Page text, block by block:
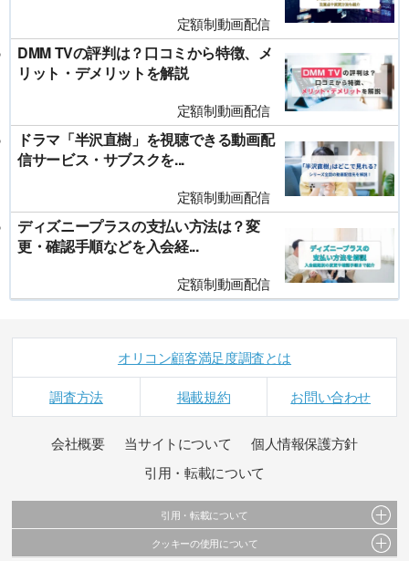
定額制動画配信
DMM TVの評判は？口コミから特徴、メ
リット・デメリットを解説
定額制動画配信
ドラマ「半沢直樹」を視聴できる動画配
信サービス・サブスクを...
定額制動画配信
ディズニープラスの支払い方法は？変
更・確認手順などを入会経...
定額制動画配信
オリコン顧客満足度調査とは
調査方法 掲載規約 お問い合わせ
会社概要 当サイトについて
個人情報保護方針
引用・転載について
引用・転載について
当サイトで公開されている情報（文字、写真、イラスト、画像データ等）及びこれらの配
クッキーの使用について